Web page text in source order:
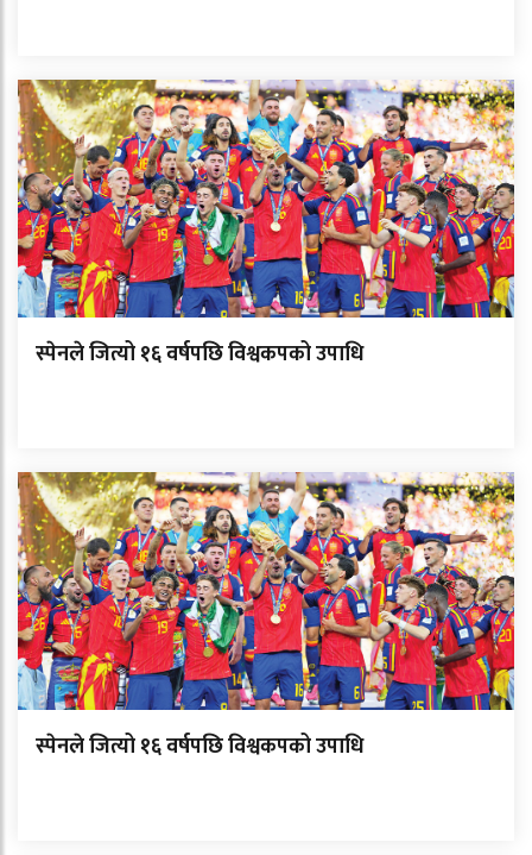
स्पेनले जित्यो १६ वर्षपछि विश्वकपको उपाधि
स्पेनले जित्यो १६ वर्षपछि विश्वकपको उपाधि